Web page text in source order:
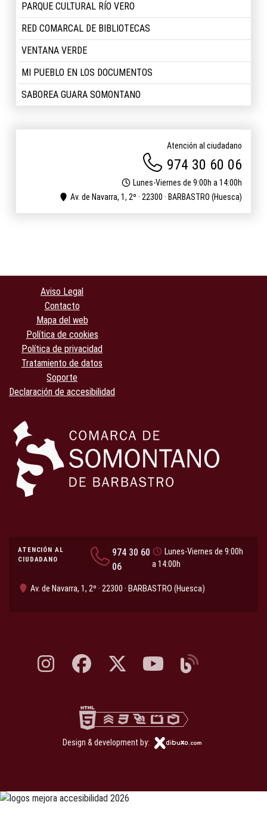
PARQUE CULTURAL RÍO VERO
RED COMARCAL DE BIBLIOTECAS
VENTANA VERDE
MI PUEBLO EN LOS DOCUMENTOS
SABOREA GUARA SOMONTANO
Atención al ciudadano
974 30 60 06
Lunes-Viernes de 9:00h a 14:00h
Av. de Navarra, 1, 2º · 22300 · BARBASTRO (Huesca)
Aviso Legal
Contacto
Mapa del web
Política de cookies
Política de privacidad
Tratamiento de datos
Soporte
Declaración de accesibilidad
ATENCIÓN AL
CIUDADANO
974 30 60
06
Lunes-Viernes de 9:00h
a 14:00h
Av. de Navarra, 1, 2º · 22300 · BARBASTRO (Huesca)
Instagram, abre en nueva pestaña
Facebook, abre en nueva pestaña
X, antes Twitter, abre en nueva pestaña
YouTube, abre en nueva
Blog, abre en nueva
Design & development by: